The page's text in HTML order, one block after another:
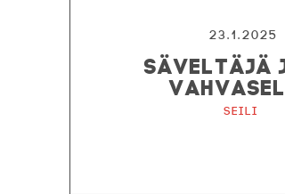
23.1.2025
SÄVELTÄJÄ
Seili